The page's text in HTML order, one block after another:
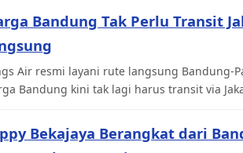
Bandung Tak Perlu Transit
Air resmi layani rute langsung Bandung-
Bandung kini tak lagi harus transit via
Bekajaya Berangkat dari